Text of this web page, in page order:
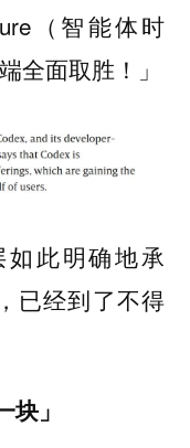
（智能体时
全面取胜！」
如此明确地承
已经到了不得
」